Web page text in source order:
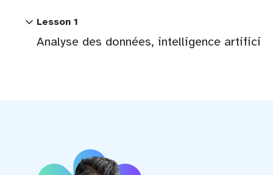
expand_more Lesson 1
Analyse des données, intelligence